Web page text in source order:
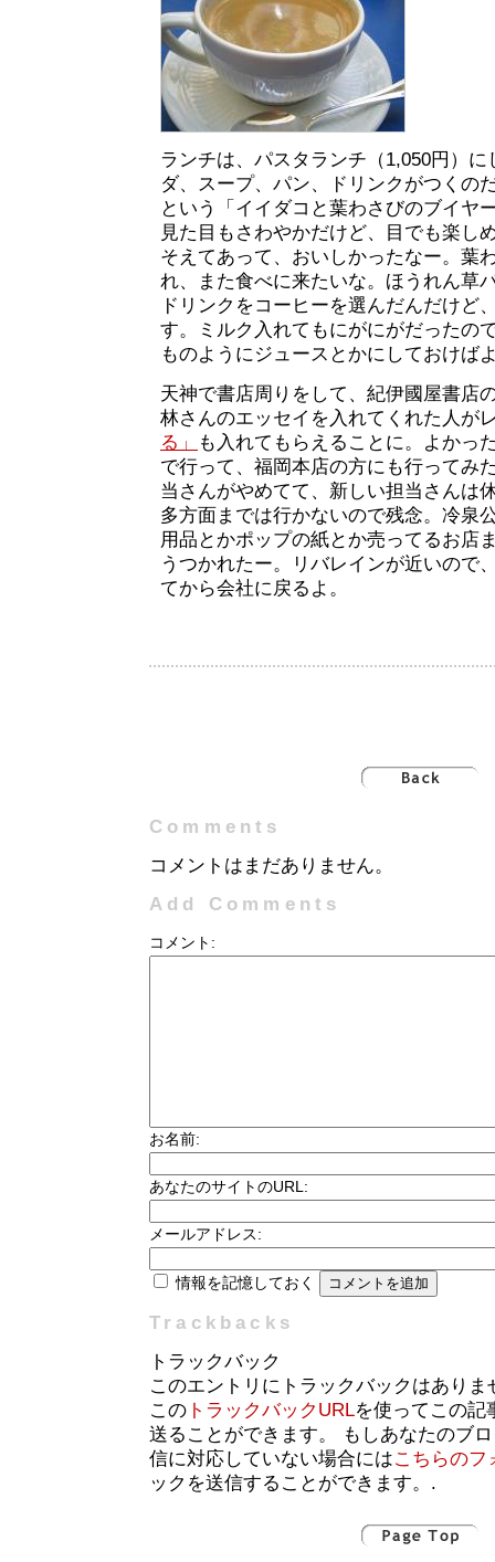
ランチは、パスタランチ（1,050円）
ダ、スープ、パン、ドリンクがつくの
という「イイダコと葉わさびのブイヤ
見た目もさわやかだけど、目でも楽し
そえてあって、おいしかったなー。葉
れ、また食べに来たいな。ほうれん草
ドリンクをコーヒーを選んだんだけど
す。ミルク入れてもにがにがだったの
ものようにジュースとかにしておけば
天神で書店周りをして、紀伊國屋書店
林さんのエッセイを入れてくれた人が
る」
も入れてもらえることに。よかっ
で行って、福岡本店の方にも行ってみ
当さんがやめてて、新しい担当さんは
多方面までは行かないので残念。冷泉
用品とかポップの紙とか売ってるお店
うつかれたー。リバレインが近いので
てから会社に戻るよ。
Comments
コメントはまだありません。
Add Comments
コメント:
お名前:
あなたのサイトのURL:
メールアドレス:
情報を記憶しておく
Trackbacks
トラックバック
このエントリにトラックバックはありま
この トラックバックURLを使ってこの記
送ることができます。 もしあなたのブ
信に対応していない場合にはこちらのフ
ックを送信することができます。.